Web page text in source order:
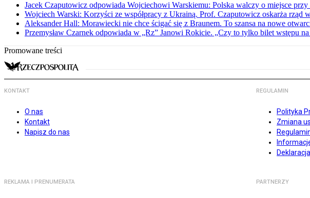
Jacek Czaputowicz odpowiada Wojciechowi Warskiemu: Polska walczy o miejsce przy
Wojciech Warski: Korzyści ze współpracy z Ukrainą. Prof. Czaputowicz oskarża rząd
Aleksander Hall: Morawiecki nie chce ścigać się z Braunem. To szansa na nowe
Przemysław Czarnek odpowiada w „Rz” Janowi Rokicie. „Czy to tylko bilet wstępu
Promowane treści
KONTAKT
O nas
Kontakt
Napisz do nas
REGULAMIN
Polityka
Zmiana
REKLAMA I PRENUMERATA PARTNERZY